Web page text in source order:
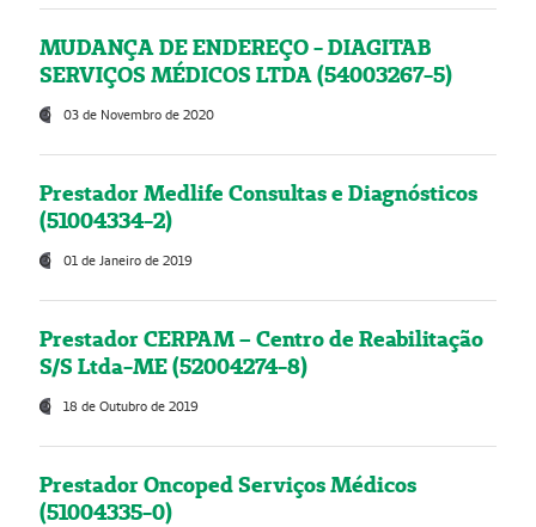
MUDANÇA DE ENDEREÇO - DIAGITAB
SERVIÇOS MÉDICOS LTDA (54003267-5)
03 de Novembro de 2020
Prestador Medlife Consultas e Diagnósticos
(51004334-2)
01 de Janeiro de 2019
Prestador CERPAM – Centro de Reabilitação
S/S Ltda-ME (52004274-8)
18 de Outubro de 2019
Prestador Oncoped Serviços Médicos
(51004335-0)